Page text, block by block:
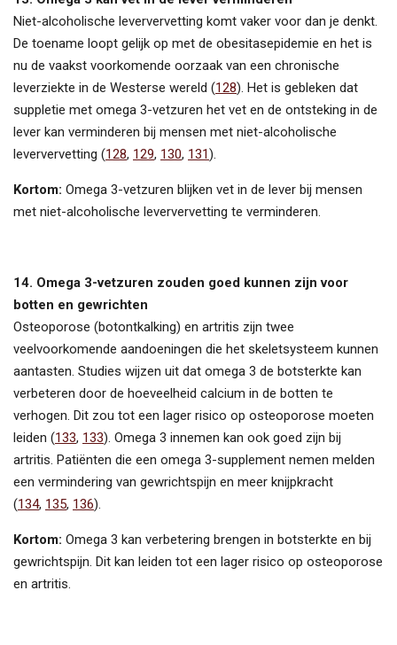
Niet-alcoholische leververvetting komt vaker voor dan je denkt.
De toename loopt gelijk op met de obesitasepidemie en het is
nu de vaakst voorkomende oorzaak van een chronische
leverziekte in de Westerse wereld (128). Het is gebleken dat
suppletie met omega 3-vetzuren het vet en de ontsteking in de
lever kan verminderen bij mensen met niet-alcoholische
leververvetting (128, 129, 130, 131).
Kortom: Omega 3-vetzuren blijken vet in de lever bij mensen
met niet-alcoholische leververvetting te verminderen.
14. Omega 3-vetzuren zouden goed kunnen zijn voor
botten en gewrichten
Osteoporose (botontkalking) en artritis zijn twee
veelvoorkomende aandoeningen die het skeletsysteem kunnen
aantasten. Studies wijzen uit dat omega 3 de botsterkte kan
verbeteren door de hoeveelheid calcium in de botten te
verhogen. Dit zou tot een lager risico op osteoporose moeten
leiden (133, 133). Omega 3 innemen kan ook goed zijn bij
artritis. Patiënten die een omega 3-supplement nemen melden
een vermindering van gewrichtspijn en meer knijpkracht
(134, 135, 136).
Kortom: Omega 3 kan verbetering brengen in botsterkte en bij
gewrichtspijn. Dit kan leiden tot een lager risico op osteoporose
en artritis.